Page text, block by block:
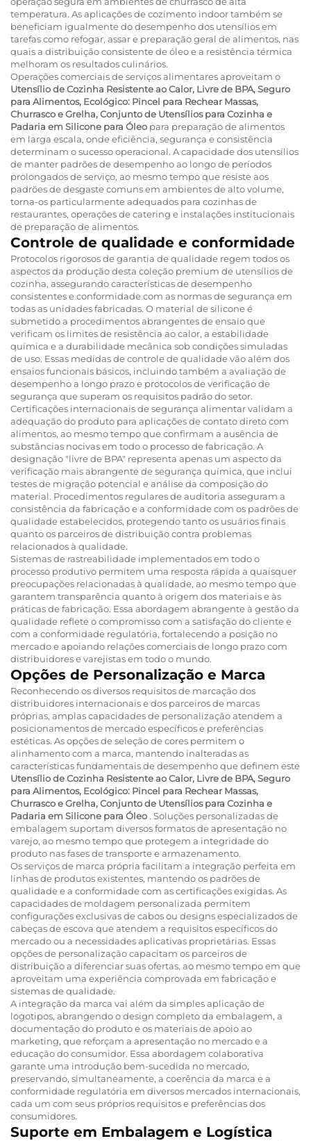
temperatura. As aplicações de cozimento indoor também se
beneficiam igualmente do desempenho dos utensílios em
tarefas como refogar, assar e preparação geral de alimentos, nas
quais a distribuição consistente de óleo e a resistência térmica
melhoram os resultados culinários.
Operações comerciais de serviços alimentares aproveitam o
Utensílio de Cozinha Resistente ao Calor, Livre de BPA, Seguro
para Alimentos, Ecológico: Pincel para Rechear Massas,
Churrasco e Grelha, Conjunto de Utensílios para Cozinha e
Padaria em Silicone para Óleo para preparação de alimentos
em larga escala, onde eficiência, segurança e consistência
determinam o sucesso operacional. A capacidade dos utensílios
de manter padrões de desempenho ao longo de períodos
prolongados de serviço, ao mesmo tempo que resiste aos
padrões de desgaste comuns em ambientes de alto volume,
torna-os particularmente adequados para cozinhas de
restaurantes, operações de catering e instalações institucionais
de preparação de alimentos.
Controle de qualidade e conformidade
Protocolos rigorosos de garantia de qualidade regem todos os
aspectos da produção desta coleção premium de utensílios de
cozinha, assegurando características de desempenho
consistentes e conformidade com as normas de segurança em
todas as unidades fabricadas. O material de silicone é
submetido a procedimentos abrangentes de ensaio que
verificam os limites de resistência ao calor, a estabilidade
química e a durabilidade mecânica sob condições simuladas
de uso. Essas medidas de controle de qualidade vão além dos
ensaios funcionais básicos, incluindo também a avaliação de
desempenho a longo prazo e protocolos de verificação de
segurança que superam os requisitos padrão do setor.
Certificações internacionais de segurança alimentar validam a
adequação do produto para aplicações de contato direto com
alimentos, ao mesmo tempo que confirmam a ausência de
substâncias nocivas em todo o processo de fabricação. A
designação "livre de BPA" representa apenas um aspecto da
verificação mais abrangente de segurança química, que inclui
testes de migração potencial e análise da composição do
material. Procedimentos regulares de auditoria asseguram a
consistência da fabricação e a conformidade com os padrões de
qualidade estabelecidos, protegendo tanto os usuários finais
quanto os parceiros de distribuição contra problemas
relacionados à qualidade.
Sistemas de rastreabilidade implementados em todo o
processo produtivo permitem uma resposta rápida a quaisquer
preocupações relacionadas à qualidade, ao mesmo tempo que
garantem transparência quanto à origem dos materiais e às
práticas de fabricação. Essa abordagem abrangente à gestão da
qualidade reflete o compromisso com a satisfação do cliente e
com a conformidade regulatória, fortalecendo a posição no
mercado e apoiando relações comerciais de longo prazo com
distribuidores e varejistas em todo o mundo.
Opções de Personalização e Marca
Reconhecendo os diversos requisitos de marcação dos
distribuidores internacionais e dos parceiros de marcas
próprias, amplas capacidades de personalização atendem a
posicionamentos de mercado específicos e preferências
estéticas. As opções de seleção de cores permitem o
alinhamento com a marca, mantendo inalteradas as
características fundamentais de desempenho que definem este
Utensílio de Cozinha Resistente ao Calor, Livre de BPA, Seguro
para Alimentos, Ecológico: Pincel para Rechear Massas,
Churrasco e Grelha, Conjunto de Utensílios para Cozinha e
Padaria em Silicone para Óleo . Soluções personalizadas de
embalagem suportam diversos formatos de apresentação no
varejo, ao mesmo tempo que protegem a integridade do
produto nas fases de transporte e armazenamento.
Os serviços de marca própria facilitam a integração perfeita em
linhas de produtos existentes, mantendo os padrões de
qualidade e a conformidade com as certificações exigidas. As
capacidades de moldagem personalizada permitem
configurações exclusivas de cabos ou designs especializados de
cabeças de escova que atendem a requisitos específicos do
mercado ou a necessidades aplicativas proprietárias. Essas
opções de personalização capacitam os parceiros de
distribuição a diferenciar suas ofertas, ao mesmo tempo em que
aproveitam uma experiência comprovada em fabricação e
sistemas de qualidade.
A integração da marca vai além da simples aplicação de
logotipos, abrangendo o design completo da embalagem, a
documentação do produto e os materiais de apoio ao
marketing, que reforçam a apresentação no mercado e a
educação do consumidor. Essa abordagem colaborativa
garante uma introdução bem-sucedida no mercado,
preservando, simultaneamente, a coerência da marca e a
conformidade regulatória em diversos mercados internacionais,
cada um com seus próprios requisitos e preferências dos
consumidores.
Suporte em Embalagem e Logística